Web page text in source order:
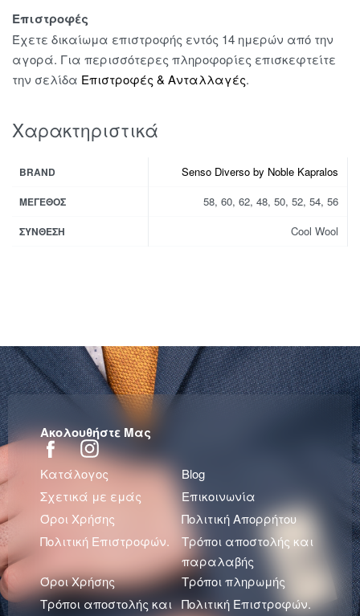
Επιστροφές
Έχετε δικαίωμα επιστροφής εντός 14 ημερών από την
αγορά. Για περισσότερες πληροφορίες επισκεφτείτε
την σελίδα Επιστροφές & Ανταλλαγές.
Χαρακτηριστικά
BRAND Senso Diverso by Noble Kapralos
ΜΈΓΕΘΟΣ 58, 60, 62, 48, 50, 52, 54, 56
ΣΎΝΘΕΣΗ Cool Wool
Ακολουθήστε Μας
Κατάλογος
Blog
Σχετικά με εμάς
Επικοινωνία
Όροι Χρήσης
Πολιτική Απορρήτου
Πολιτική Επιστροφών.
Τρόποι αποστολής και
παραλαβής
Όροι Χρήσης
Τρόποι πληρωμής
Τρόποι αποστολής και Πολιτική Επιστροφών.